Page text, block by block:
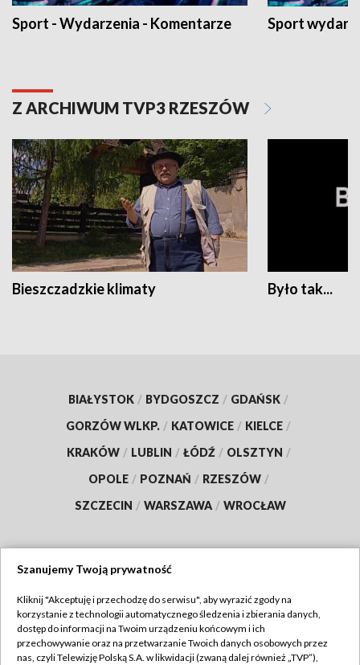
Sport - Wydarzenia - Komentarze Sport
Z ARCHIWUM TVP3 RZESZÓW
Bieszczadzkie klimaty Było tak...
BIAŁYSTOK / BYDGOSZCZ / GDAŃSK /
GORZÓW WLKP. / KATOWICE / KIELCE /
KRAKÓW / LUBLIN / ŁÓDŹ / OLSZTYN /
OPOLE / POZNAŃ / RZESZÓW /
SZCZECIN / WARSZAWA / WROCŁAW
TVP
Abonament TVP
Regulamin TVP
Szanujemy Twoją prywatność
Kliknij "Akceptuję i przechodzę do serwisu", aby wyrazić zgody na
korzystanie z technologii automatycznego śledzenia i zbierania danych,
dostęp do informacji na Twoim urządzeniu końcowym i ich
przechowywanie oraz na przetwarzanie Twoich danych osobowych przez
nas, czyli Telewizję Polską S.A. w likwidacji (zwaną dalej również „TVP”),